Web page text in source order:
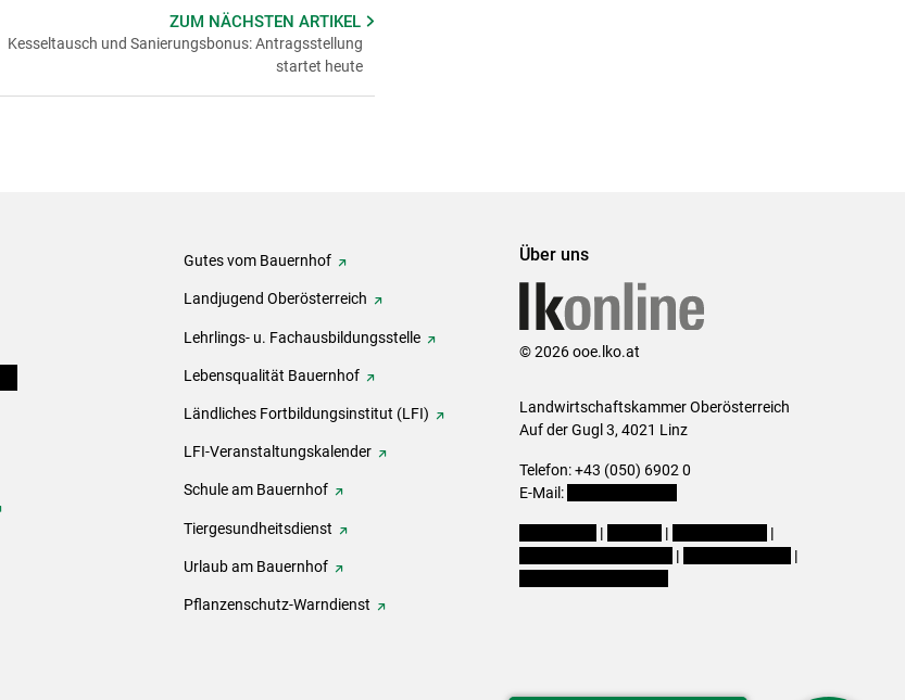
ZUM NÄCHSTENARTIKEL
Kesseltausch und Sanierungsbonus: Antragsstellung
startet heute
Gutes vom Bauernhof
Landjugend Oberösterreich
Lehrlings- u. Fachausbildungsstelle
Lebensqualität Bauernhof
Ländliches Fortbildungsinstitut (LFI)
LFI-Veranstaltungskalender
Schule am Bauernhof
Tiergesundheitsdienst
Urlaub am Bauernhof
Pflanzenschutz-Warndienst
Über uns
© 2026 ooe.lko.at
Landwirtschaftskammer Oberösterreich
Auf der Gugl 3, 4021 Linz
Telefon: +43 (050) 6902 0
E-Mail:
| |
|
|
|